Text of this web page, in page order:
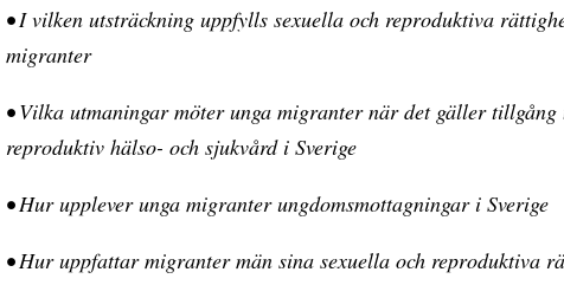
• I vilken utsträckning uppfylls sexuella och reproduktiva
migranter
• Vilka utmaningar möter unga migranter när det gäller
reproduktiv hälso- och sjukvård i Sverige
• Hur upplever unga migranter ungdomsmottagningar i Sverige
• Hur uppfattar migranter män sina sexuella och reproduktiva